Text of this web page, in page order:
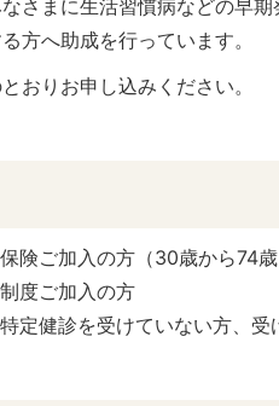
さまに生活習慣病などの早
方へ助成を行っています。
おりお申し込みください。
険ご加入の方（30歳から74歳
度ご加入の方
定健診を受けていない方、受